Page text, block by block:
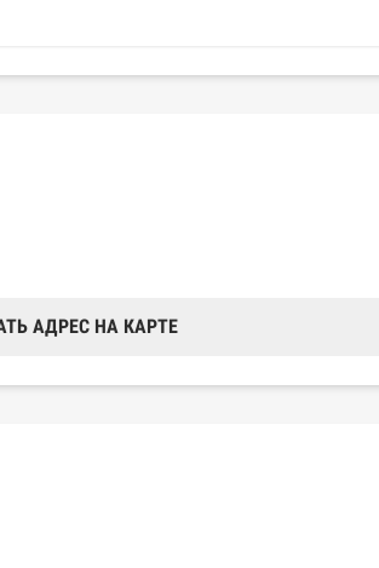
АДРЕС НА КАРТЕ